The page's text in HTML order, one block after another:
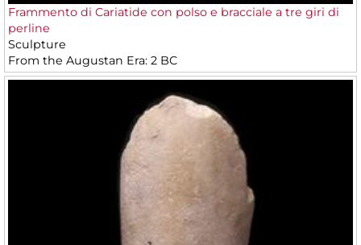
Frammento di Cariatide con polso e bracciale a tre giri di
perline
Sculpture
From the Augustan Era: 2 BC